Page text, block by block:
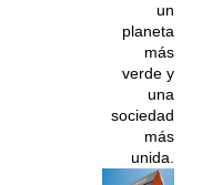
un
planeta
más
verde y
una
sociedad
más
unida.